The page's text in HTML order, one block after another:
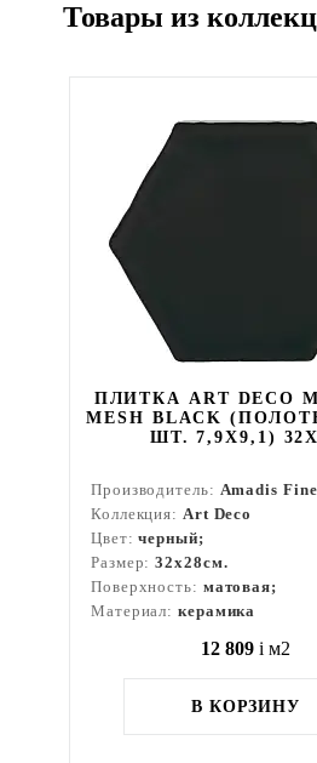
Товары из
ПЛИТКА ART DECO
MESH BLACK
ШТ. 7,9X9,1)
Производитель: Amadis
Коллекция: Art Deco
Цвет:черный;
Размер:32x28см.
Поверхность: матовая;
Материал: керамика
12 809 i м2
В КОРЗИНУ